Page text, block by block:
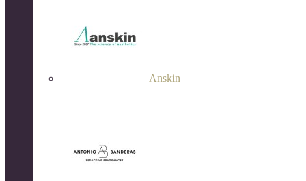
Anskin